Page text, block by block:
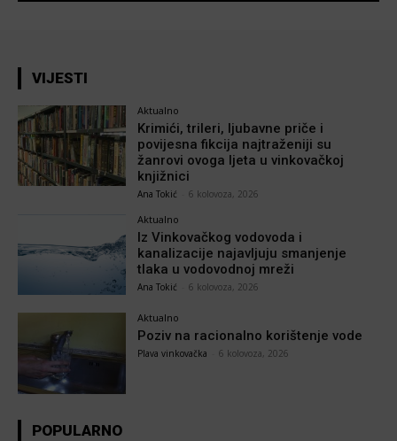
VIJESTI
Aktualno
Krimići, trileri, ljubavne priče i
povijesna fikcija najtraženiji su
žanrovi ovoga ljeta u vinkovačkoj
knjižnici
Ana Tokić 6 kolovoza, 2026
Aktualno
Iz Vinkovačkog vodovoda i
kanalizacije najavljuju smanjenje
tlaka u vodovodnoj mreži
Ana Tokić 6 kolovoza, 2026
Aktualno
Poziv na racionalno korištenje vode
Plava vinkovačka 6 kolovoza, 2026
POPULARNO